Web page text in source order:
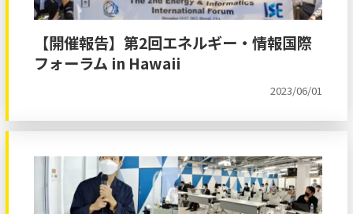
【開催報告】第2回エネルギー・情報国際
フォーラム in Hawaii
2023/06/01